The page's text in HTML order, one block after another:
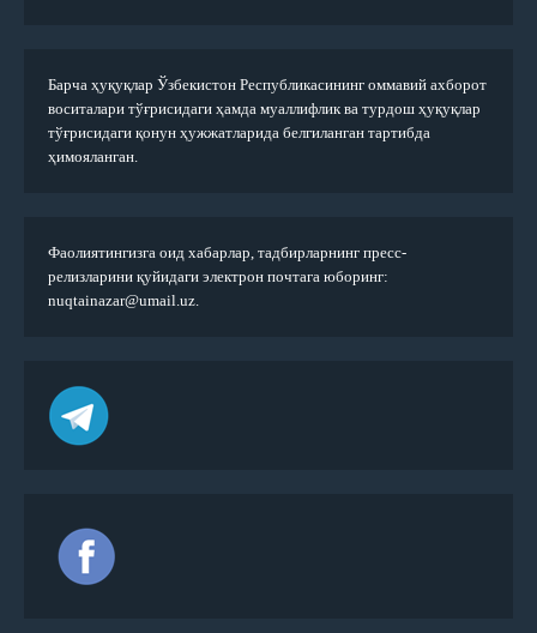
Барча ҳуқуқлар Ўзбекистон Республикасининг оммавий ахборот
воситалари тўғрисидаги ҳамда муаллифлик ва турдош ҳуқуқлар
тўғрисидаги қонун ҳужжатларида белгиланган тартибда
ҳимояланган.
Фаолиятингизга оид хабарлар, тадбирларнинг пресс-
релизларини қуйидаги электрон почтага юборинг:
nuqtainazar@umail.uz.